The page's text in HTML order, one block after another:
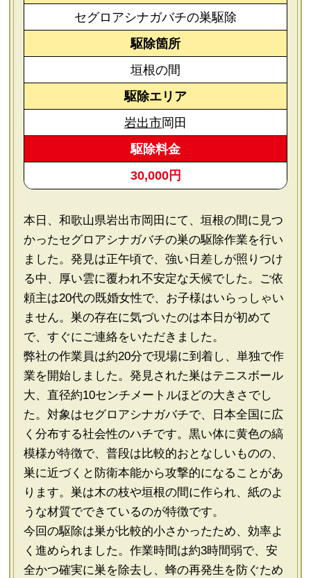
セグロアシナガバチの巣駆除
駆除箇所
垣根の間
駆除エリア
岩出市岡田
駆除料金
30,000円
本日、和歌山県岩出市岡田にて、垣根の間に見つ
かったセグロアシナガバチの巣の駆除作業を行い
ました。発見は正午頃で、強い日差しが照りつけ
る中、厚い雲に覆われ不安定な天候でした。ご依
頼主は20代の既婚女性で、お子様はいらっしゃい
ません。巣の存在に気づいたのは本日が初めて
で、すぐにご連絡をいただきました。
弊社の作業員は約20分で現場に到着し、単独で作
業を開始しました。発見された巣はテニスボール
大、直径約10センチメートルほどの大きさでし
た。対象はセグロアシナガバチで、日本全国に広
く分布する社会性のハチです。黒い体に黄色の縞
模様が特徴で、普段は比較的おとなしいものの、
巣に近づくと防衛本能から攻撃的になることがあ
ります。巣は木の枝や垣根の間に作られ、紙のよ
うな材質でできているのが特徴です。
今回の駆除は巣が比較的小さかったため、効率よ
く進められました。作業時間は約3時間弱で、安
全かつ確実に巣を除去し、蜂の再発生を防ぐため